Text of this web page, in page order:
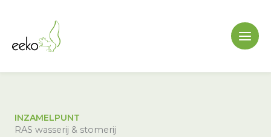
inhoud
INZAMELPUNT
RAS wasserij & stomerij